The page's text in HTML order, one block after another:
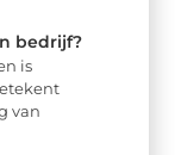
bedrijf?
is
van